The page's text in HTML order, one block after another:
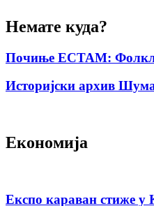
Немате куда?
Почиње ЕСТАМ:
Историјски архив
Економија
Експо караван стиже у